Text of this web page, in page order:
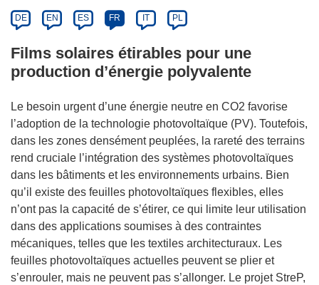
DE EN ES FR IT PL
Films solaires étirables pour une
production d’énergie polyvalente
Le besoin urgent d’une énergie neutre en CO2 favorise
l’adoption de la technologie photovoltaïque (PV). Toutefois,
dans les zones densément peuplées, la rareté des terrains
rend cruciale l’intégration des systèmes photovoltaïques
dans les bâtiments et les environnements urbains. Bien
qu’il existe des feuilles photovoltaïques flexibles, elles
n’ont pas la capacité de s’étirer, ce qui limite leur utilisation
dans des applications soumises à des contraintes
mécaniques, telles que les textiles architecturaux. Les
feuilles photovoltaïques actuelles peuvent se plier et
s’enrouler, mais ne peuvent pas s’allonger. Le projet StreP,